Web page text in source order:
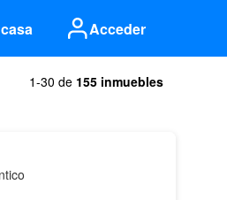
Acceder
1-30 de 155 inmuebles